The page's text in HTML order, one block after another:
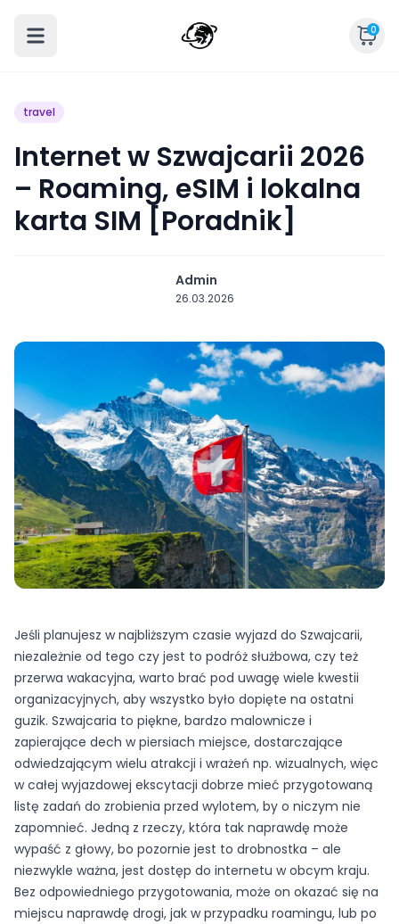
0
travel
Internet w Szwajcarii 2026
– Roaming, eSIM i lokalna
karta SIM [Poradnik]
Admin
26.03.2026
Jeśli planujesz w najbliższym czasie wyjazd do Szwajcarii,
niezależnie od tego czy jest to podróż służbowa, czy też
przerwa wakacyjna, warto brać pod uwagę wiele kwestii
organizacyjnych, aby wszystko było dopięte na ostatni
guzik. Szwajcaria to piękne, bardzo malownicze i
zapierające dech w piersiach miejsce, dostarczające
odwiedzającym wielu atrakcji i wrażeń np. wizualnych, więc
w całej wyjazdowej ekscytacji dobrze mieć przygotowaną
listę zadań do zrobienia przed wylotem, by o niczym nie
zapomnieć. Jedną z rzeczy, która tak naprawdę może
wypaść z głowy, bo pozornie jest to drobnostka – ale
niezwykle ważna, jest dostęp do internetu w obcym kraju.
Bez odpowiedniego przygotowania, może on okazać się na
miejscu naprawdę drogi, jak w przypadku roamingu, lub po